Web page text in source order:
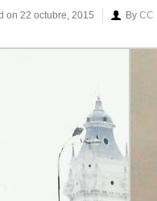
on 22 octubre, 2015 By CC